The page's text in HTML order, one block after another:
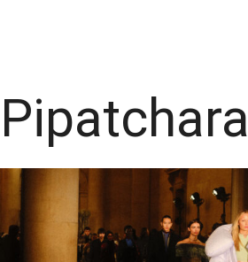
Pipatchara